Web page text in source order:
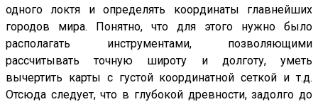
одного локтя и определять координаты главнейших
городов мира. Понятно, что для этого нужно было
располагать инструментами, позволяющими
рассчитывать точную широту и долготу, уметь
вычертить карты с густой координатной сеткой и т.д.
Отсюда следует, что в глубокой древности, задолго до